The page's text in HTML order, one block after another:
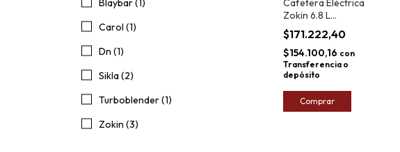
Blaybar (1)
Carol (1)
Dn (1)
Sikla (2)
Turboblender (1)
Zokin (3)
Cafetera Eléctrica
Zokin 6.8 L
Gastronómica Acero
Inoxidable
$171.222,40
$154.100,16 con
Transferencia o
depósito
Comprar